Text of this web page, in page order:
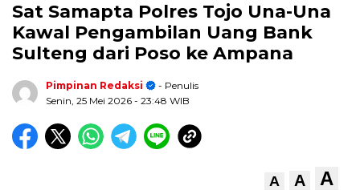
Sat Samapta Polres Tojo Una-Una
Kawal Pengambilan Uang Bank
Sulteng dari Poso ke Ampana
Pimpinan Redaksi
- Penulis
Senin, 25 Mei 2026 - 23:48 WIB
A A A